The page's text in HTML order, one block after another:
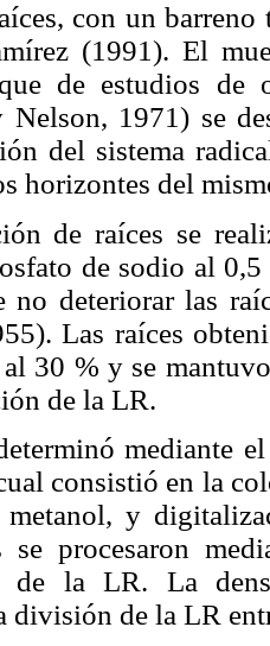
con un
(1991). El
de estudios de
Nelson, 1971) se
del sistema
horizontes del
de raíces se
de sodio al
no deteriorar las
Las raíces
30 % y se
de la LR.
mediante
consistió en la
y
se procesaron
de la LR. La
división de la LR